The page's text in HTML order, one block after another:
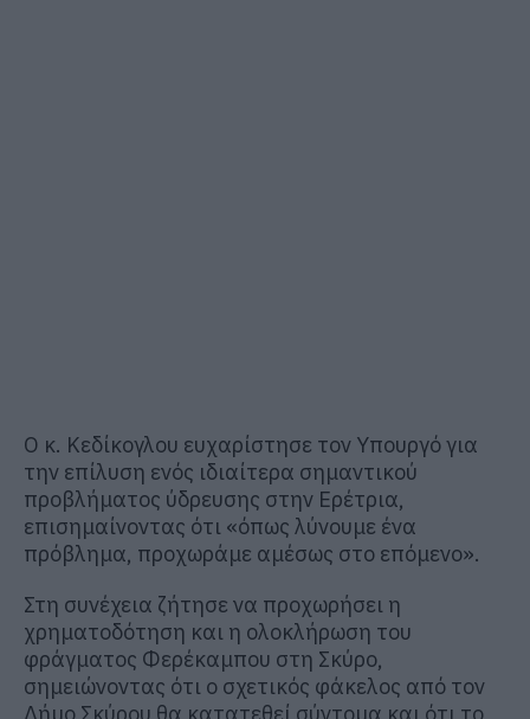
Ο κ. Κεδίκογλου ευχαρίστησε τον Υπουργό για
την επίλυση ενός ιδιαίτερα σημαντικού
προβλήματος ύδρευσης στην Ερέτρια,
επισημαίνοντας ότι «όπως λύνουμε ένα
πρόβλημα, προχωράμε αμέσως στο επόμενο».
Στη συνέχεια ζήτησε να προχωρήσει η
χρηματοδότηση και η ολοκλήρωση του
φράγματος Φερέκαμπου στη Σκύρο,
σημειώνοντας ότι ο σχετικός φάκελος από τον
Δήμο Σκύρου θα κατατεθεί σύντομα και ότι το